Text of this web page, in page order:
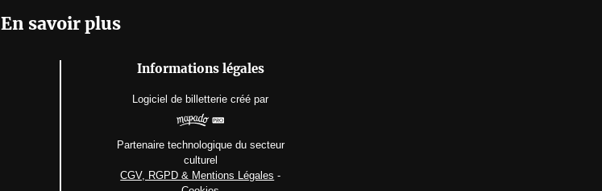
En savoir plus
Informations légales
Logiciel de billetterie créé par
Partenaire technologique du secteur
culturel
CGV, RGPD & Mentions Légales -